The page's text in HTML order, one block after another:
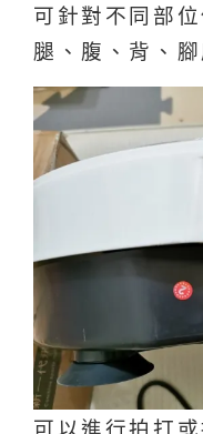
可針對不同部
腿、腹、背、
可以進行拍打